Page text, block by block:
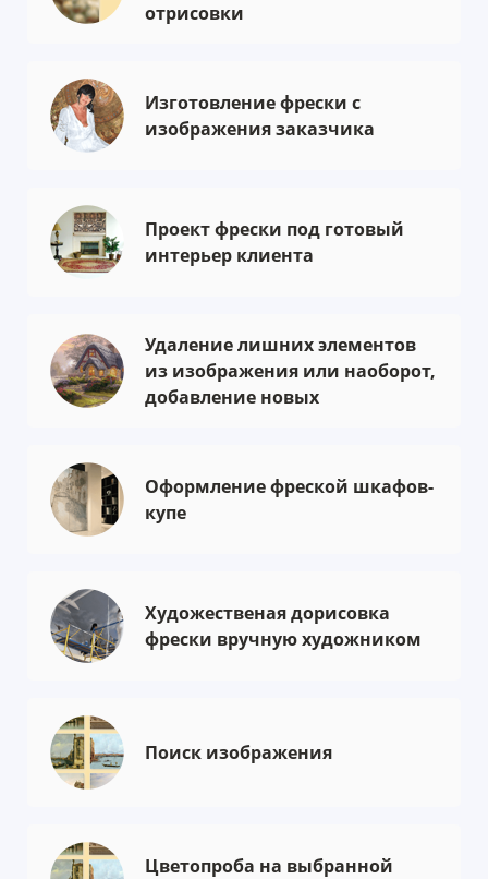
отрисовки
Изготовление фрески с
изображения заказчика
Проект фрески под готовый
интерьер клиента
Удаление лишних элементов
из изображения или наоборот,
добавление новых
Оформление фреской шкафов-
купе
Художественая дорисовка
фрески вручную художником
Поиск изображения
Цветопроба на выбранной